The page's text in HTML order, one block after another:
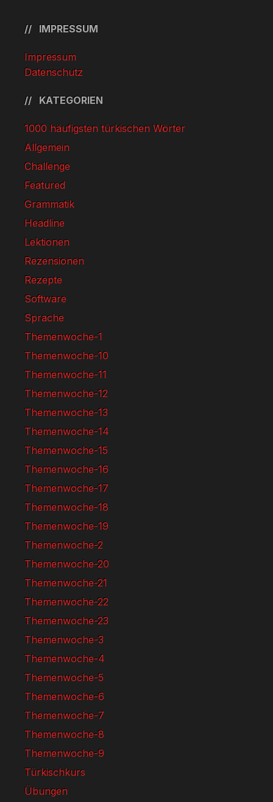
IMPRESSUM
Impressum
Datenschutz
KATEGORIEN
1000 häufigsten türkischen Wörter
Allgemein
Challenge
Featured
Grammatik
Headline
Lektionen
Rezensionen
Rezepte
Software
Sprache
Themenwoche-1
Themenwoche-10
Themenwoche-11
Themenwoche-12
Themenwoche-13
Themenwoche-14
Themenwoche-15
Themenwoche-16
Themenwoche-17
Themenwoche-18
Themenwoche-19
Themenwoche-2
Themenwoche-20
Themenwoche-21
Themenwoche-22
Themenwoche-23
Themenwoche-3
Themenwoche-4
Themenwoche-5
Themenwoche-6
Themenwoche-7
Themenwoche-8
Themenwoche-9
Türkischkurs
Übungen